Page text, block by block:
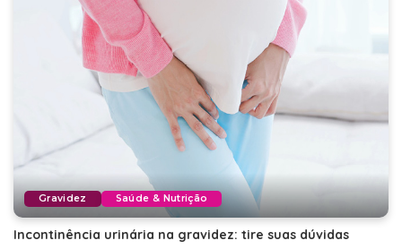
Gravidez Saúde & Nutrição
Incontinência urinária na gravidez: tire suas dúvidas